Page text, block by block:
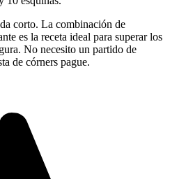
corto. La combinación de
es la receta ideal para superar los
No necesito un partido de
de córners pague.